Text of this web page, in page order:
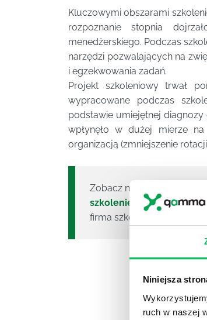
Niniejsza
ruch w naszej
Kluczowymi obszarami
rozpoznanie stopnia
menedżerskiego. Podczas
narzędzi pozwalających na
i egzekwowania zadań.
Projekt szkoleniowy trwał
wypracowane podczas
podstawie umiejętnej
wpłynęło w dużej mierze
organizacją (zmniejszenie
Zobacz nasze szkolenia
szkolenie
zarządzanie
firma szkoleniowa roku.